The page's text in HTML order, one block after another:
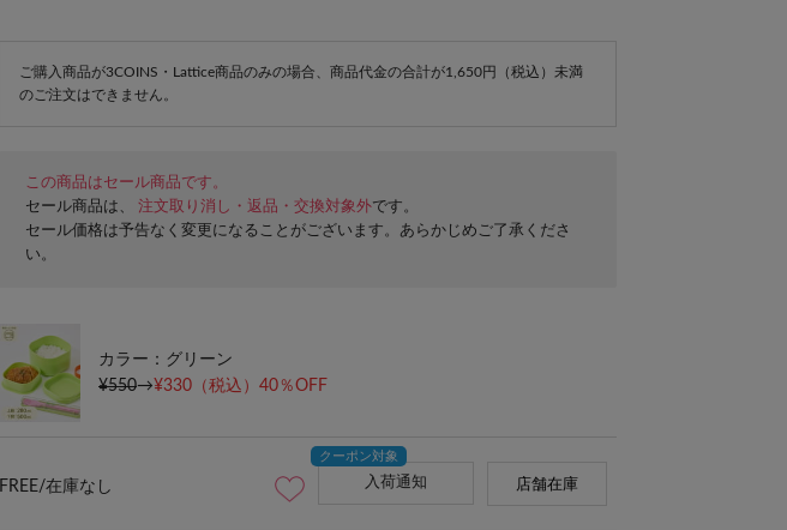
ご購入商品が3COINS・Lattice商品のみの場合、商品代金の合計が1,650円（税込）未満
のご注文はできません。
この商品はセール商品です。
セール商品は、 注文取り消し・返品・交換対象外です。
セール価格は予告なく変更になることがございます。あらかじめご了承くださ
い。
カラー：グリーン
¥550→¥330 （税込）40％OFF
FREE/在庫なし 入荷通知 店舗在庫